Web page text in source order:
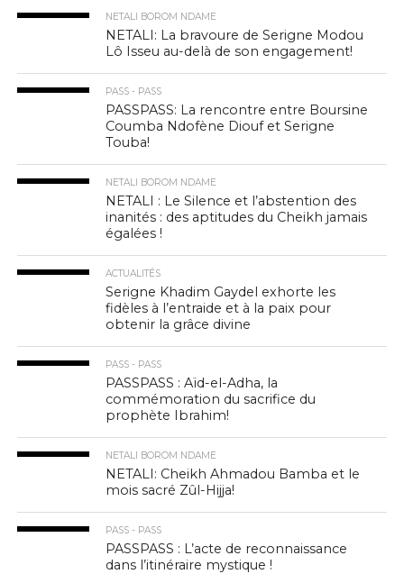
NETALI BOROM NDAME
NETALI: La bravoure de Serigne Modou
Lô Isseu au-delà de son engagement!
PASS - PASS
PASSPASS: La rencontre entre Boursine
Coumba Ndofène Diouf et Serigne
Touba!
NETALI BOROM NDAME
NETALI : Le Silence et l’abstention des
inanités : des aptitudes du Cheikh jamais
égalées !
ACTUALITÉS
Serigne Khadim Gaydel exhorte les
fidèles à l’entraide et à la paix pour
obtenir la grâce divine
PASS - PASS
PASSPASS : Aïd-el-Adha, la
commémoration du sacrifice du
prophète Ibrahim!
NETALI BOROM NDAME
NETALI: Cheikh Ahmadou Bamba et le
mois sacré Zûl-Hijja!
PASS - PASS
PASSPASS : L’acte de reconnaissance
dans l’itinéraire mystique !